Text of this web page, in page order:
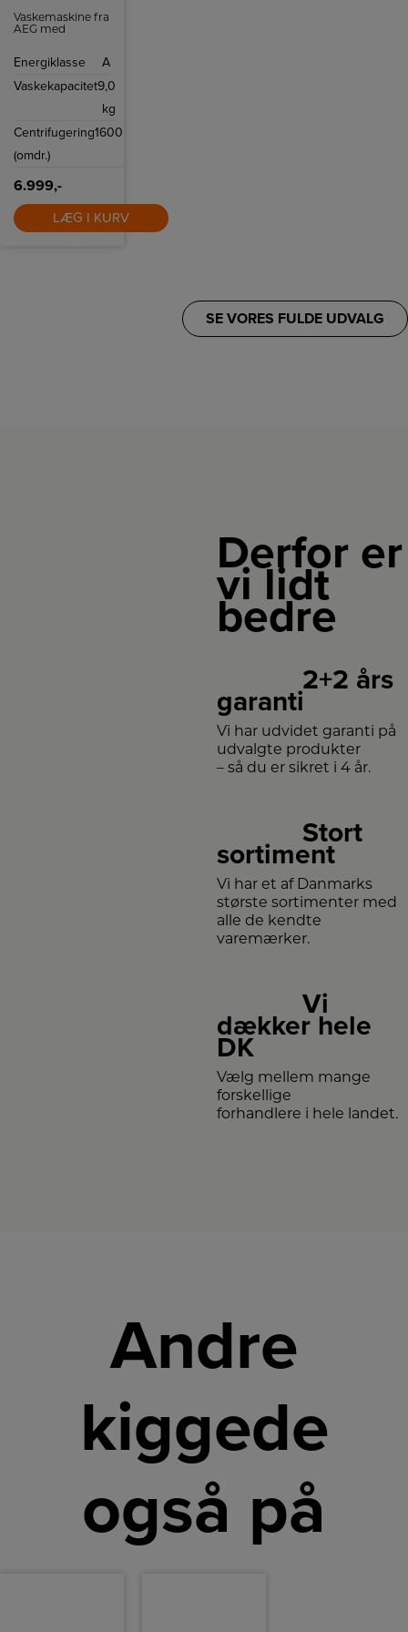
Vaskemaskine fra
AEG med
kapacitet til 9 kg.
Energiklasse
A
Vaskekapacitet9,0
kg
Centrifugering
(omdr.)
1600
6.999,-
LÆG I KURV
SE VORES FULDE UDVALG
Derfor er
vi lidt
bedre
2+2 års
garanti
Vi har udvidet garanti på
udvalgte produkter
– så du er sikret i 4 år.
Stort
sortiment
Vi har et af Danmarks
største sortimenter med
alle de kendte
varemærker.
Vi
dækker hele
DK
Vælg mellem mange
forskellige
forhandlere i hele landet.
Andre
kiggede
også på